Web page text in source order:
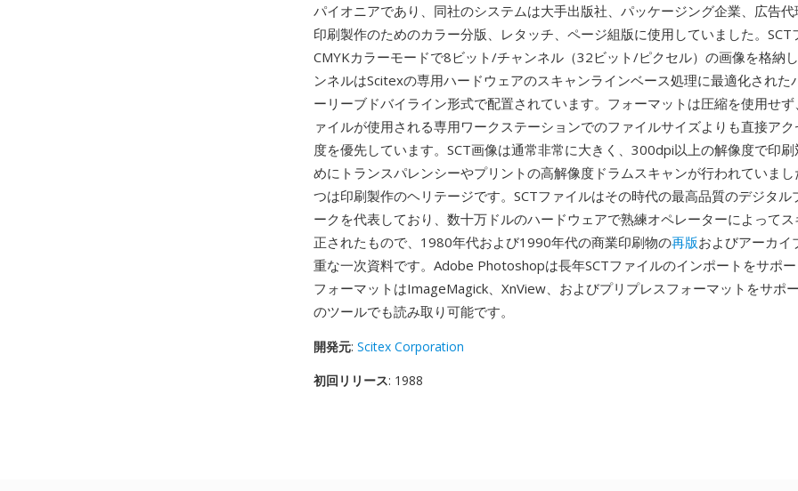
パイオニアであり、同社のシステムは大手出版社、パッケージング企業、広告
印刷製作のためのカラー分版、レタッチ、ページ組版に使用していました。SCT
CMYKカラーモードで8ビット/チャンネル（32ビット/ピクセル）の画像を格納
ンネルはScitexの専用ハードウェアのスキャンラインベース処理に最適化された
ーリーブドバイライン形式で配置されています。フォーマットは圧縮を使用せず
ァイルが使用される専用ワークステーションでのファイルサイズよりも直接ア
度を優先しています。SCT画像は通常非常に大きく、300dpi以上の解像度で印刷
めにトランスパレンシーやプリントの高解像度ドラムスキャンが行われていま
つは印刷製作のヘリテージです。SCTファイルはその時代の最高品質のデジタル
ークを代表しており、数十万ドルのハードウェアで熟練オペレーターによって
正されたもので、1980年代および1990年代の商業印刷物の再版およびアーカイ
重な一次資料です。Adobe Photoshopは長年SCTファイルのインポートをサポー
フォーマットはImageMagick、XnView、およびプリプレスフォーマットをサポ
のツールでも読み取り可能です。
開発元: Scitex Corporation
初回リリース: 1988